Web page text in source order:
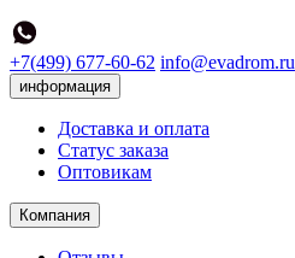
+7(499) 677-60-62 info@evadrom.ru
информация
Доставка и оплата
Статус заказа
Оптовикам
Компания